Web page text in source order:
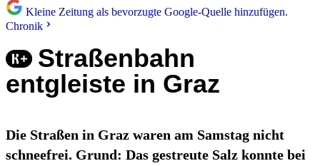
Kleine Zeitung als bevorzugte Google-Quelle hinzufügen.
Chronik
Straßenbahn
entgleiste in Graz
Die Straßen in Graz waren am Samstag nicht
schneefrei. Grund: Das gestreute Salz konnte bei